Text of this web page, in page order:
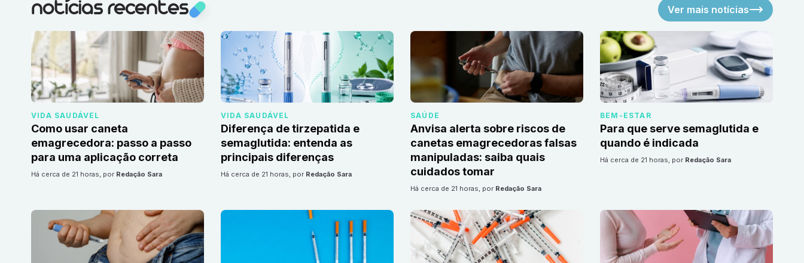
notícias recentes Ver mais notícias
VIDA SAUDÁVEL
Como usar caneta
emagrecedora: passo a passo
para uma aplicação correta
há cerca de 21 horas, por Redação Sara
VIDA SAUDÁVEL
Diferença de tirzepatida e
semaglutida: entenda as
principais diferenças
há cerca de 21 horas, por Redação Sara
SAÚDE
Anvisa alerta sobre riscos de
canetas emagrecedoras falsas
manipuladas: saiba quais
cuidados tomar
há cerca de 21 horas, por Redação Sara
BEM-ESTAR
Para que serve semaglutida e
quando é indicada
há cerca de 21 horas, por Redação Sara